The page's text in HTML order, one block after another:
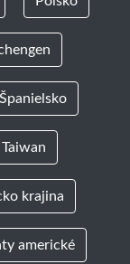
Španielsko
Taiwan
krajina
americké